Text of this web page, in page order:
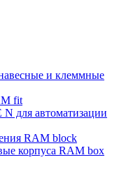
и клеммные
fit
для автоматизации
RAM block
корпуса RAM box